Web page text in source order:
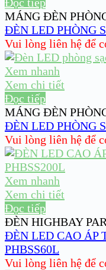
MÁNG ĐÈN
ĐÈN LED PHÒNG
Vui lòng liên hệ để
Xem nhanh
Xem chi tiết
Đọc tiếp
MÁNG ĐÈN
ĐÈN LED PHÒNG
Vui lòng liên hệ để
Xem nhanh
Xem chi tiết
Đọc tiếp
ĐÈN HIGHBAY
ĐÈN LED CAO ÁP
PHBSS60L
Vui lòng liên hệ để